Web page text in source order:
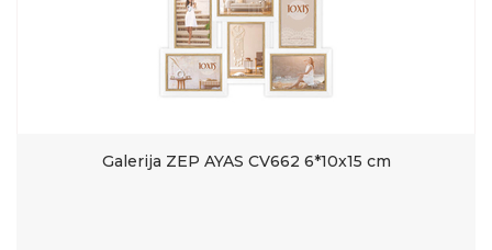
Galerija ZEP AYAS CV662 6*10x15 cm